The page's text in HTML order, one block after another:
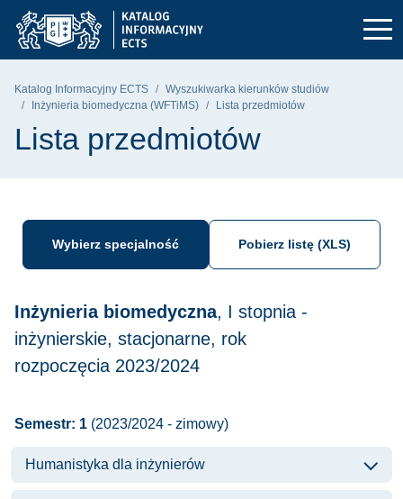
Przejdź do głównego menu
Przejdź do nawigacji
Przejdź do treści
Politechnika Gdańska - strona główna
Katalog Informacyjny ECTS
Wyszukiwarka kierunków studiów
Inżynieria biomedyczna (WFTiMS)
Lista przedmiotów
Lista przedmiotów
Wybierz specjalność Pobierz listę (XLS)
Inżynieria biomedyczna, I stopnia -
inżynierskie, stacjonarne, rok
rozpoczęcia 2023/2024
Semestr: 1 (2023/2024 - zimowy)
Humanistyka dla inżynierów